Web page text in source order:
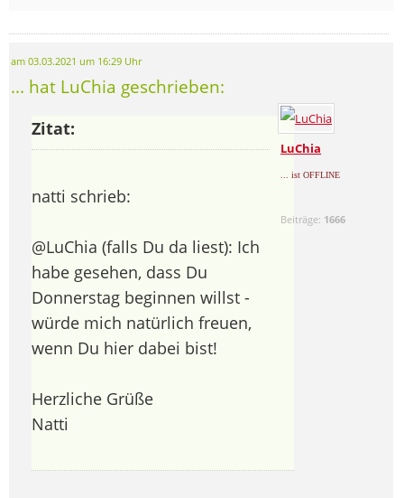
am 03.03.2021 um 16:29 Uhr
... hat LuChia geschrieben:
LuChia
... ist OFFLINE
Beiträge: 1666
Zitat:
natti schrieb:
@LuChia (falls Du da liest): Ich
habe gesehen, dass Du
Donnerstag beginnen willst -
würde mich natürlich freuen,
wenn Du hier dabei bist!
Herzliche Grüße
Natti